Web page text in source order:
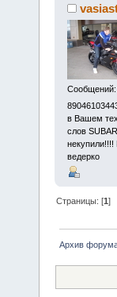
Сообщений:
в Вашем
слов
ведерко
Страницы: [1]
Архив